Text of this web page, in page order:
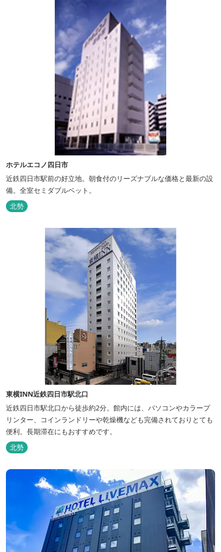
ホテルエコノ四日市
近鉄四日市駅前の好立地。朝食付のリーズナブルな価格と最新の設
備。全室セミダブルベット。
北勢
東横INN近鉄四日市駅北口
近鉄四日市駅北口から徒歩約2分。館内には、パソコンやカラープ
リンター、コインランドリーや乾燥機なども完備されておりとても
便利。長期滞在にもおすすめです。
北勢